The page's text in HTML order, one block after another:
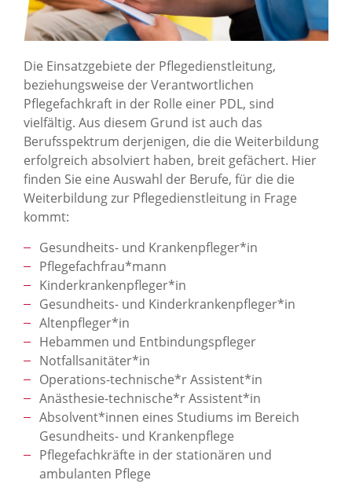
Die Einsatzgebiete der Pflegedienstleitung,
beziehungsweise der Verantwortlichen
Pflegefachkraft in der Rolle einer PDL, sind
vielfältig. Aus diesem Grund ist auch das
Berufsspektrum derjenigen, die die Weiterbildung
erfolgreich absolviert haben, breit gefächert. Hier
finden Sie eine Auswahl der Berufe, für die die
Weiterbildung zur Pflegedienstleitung in Frage
kommt:
Gesundheits- und Krankenpfleger*in
Pflegefachfrau*mann
Kinderkrankenpfleger*in
Gesundheits- und Kinderkrankenpfleger*in
Altenpfleger*in
Hebammen und Entbindungspfleger
Notfallsanitäter*in
Operations-technische*r Assistent*in
Anästhesie-technische*r Assistent*in
Absolvent*innen eines Studiums im Bereich
Gesundheits- und Krankenpflege
Pflegefachkräfte in der stationären und
ambulanten Pflege